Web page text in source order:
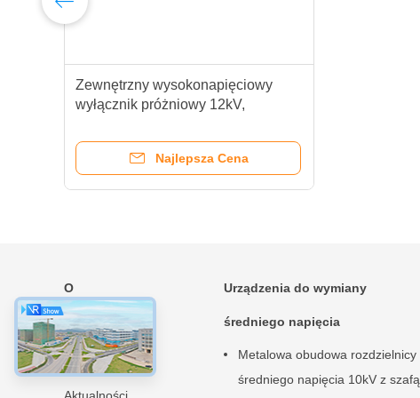
Zewnętrzny wysokonapięciowy
wyłącznik próżniowy 12kV,
inteligentnym sterowaniem
Najlepsza Cena
O
Dom
Produkty
O nas
Urządzenia do wymiany
średniego napięcia
Metalowa obudowa rozdzielnicy
średniego napięcia 10kV z szafą